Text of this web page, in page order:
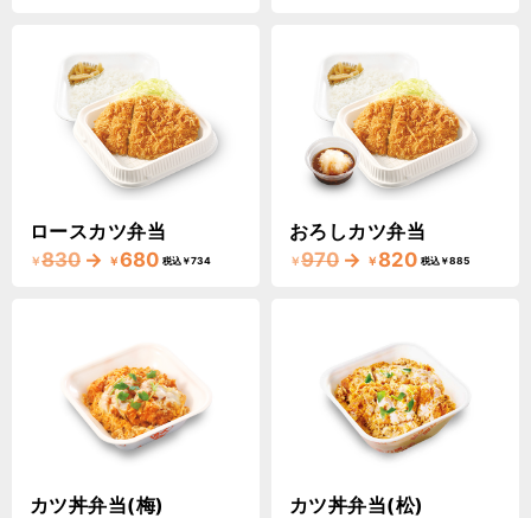
ロースカツ弁当
￥830 → ￥680 税込￥734
おろしカツ弁当
￥970 → ￥820 税込￥885
カツ丼弁当(梅) カツ丼弁当(松)